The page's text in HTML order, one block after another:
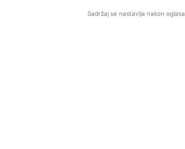
Sadržaj se nastavlja nakon oglasa